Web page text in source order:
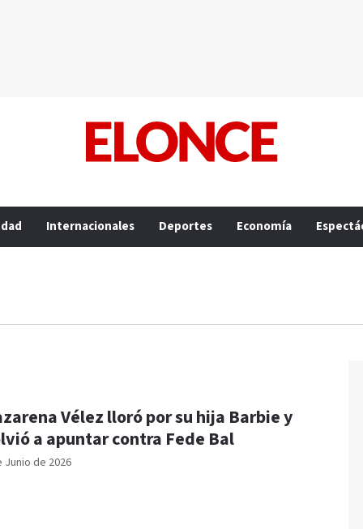
Internacionales Deportes Economía
Junio de 2026
Vélez lloró por su hija Barbie y
a apuntar contra Fede Bal